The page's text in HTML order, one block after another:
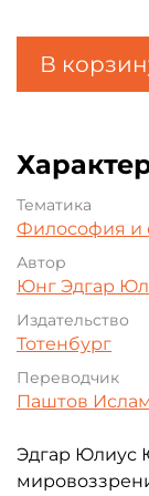
В
Тематика
Философия и
Автор
Юнг Эдгар
Издательство
Тотенбург
Переводчик
Паштов Ислам
Эдгар Юлиус